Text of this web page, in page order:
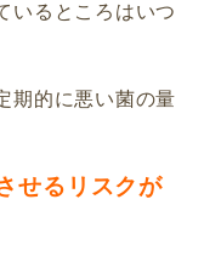
いるところはいつ
期的に悪い菌の量
せるリスクが